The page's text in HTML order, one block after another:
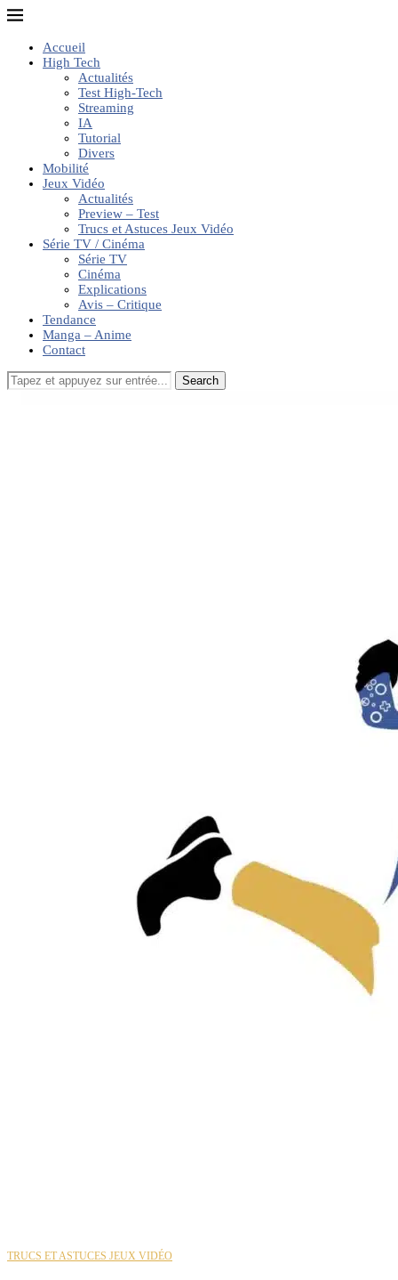
Accueil
High Tech
Actualités
Test High-Tech
Streaming
IA
Tutorial
Divers
Mobilité
Jeux Vidéo
Actualités
Preview – Test
Trucs et Astuces Jeux Vidéo
Série TV / Cinéma
Série TV
Cinéma
Explications
Avis – Critique
Tendance
Manga – Anime
Contact
Search
TRUCS ET ASTUCES JEUX VIDÉO